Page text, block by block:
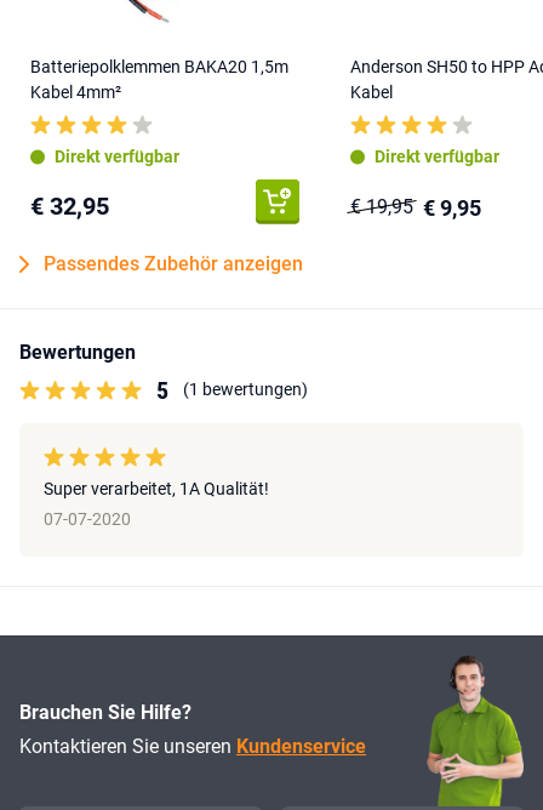
Batteriepolklemmen BAKA20 1,5m
Kabel 4mm²
Direkt verfügbar
€ 32,95
Anderson SH50 to HPP
Kabel
Direkt verfügbar
€ 19,95 € 9,95
Passendes Zubehör anzeigen
Bewertungen
5 (1 bewertungen)
Super verarbeitet, 1A Qualität!
07-07-2020
Brauchen Sie Hilfe?
Kontaktieren Sie unseren Kundenservice